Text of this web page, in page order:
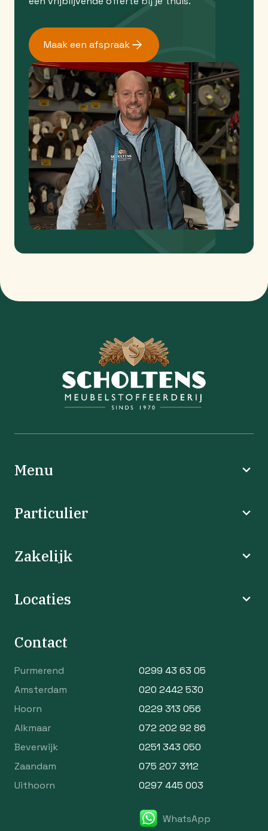
Maak een afspraak
Menu
Particulier
Zakelijk
Locaties
Contact
Purmerend
0299 43 63 05
Amsterdam
020 2442 530
Hoorn
0229 313 056
Alkmaar
072 202 92 86
Beverwijk
0251 343 050
Zaandam
075 207 3112
Uithoorn
0297 445 003
WhatsApp